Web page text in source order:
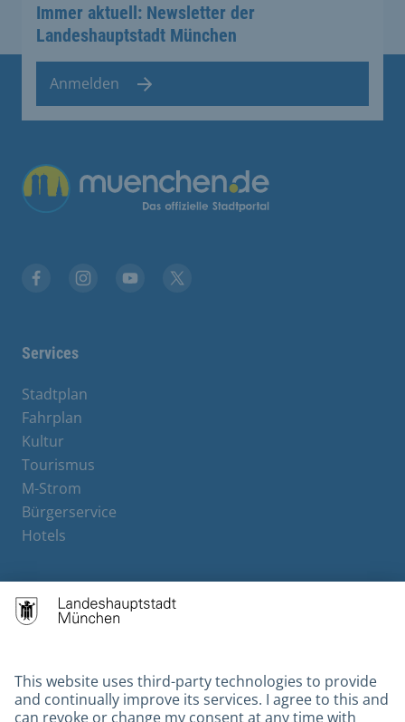
Immer aktuell: Newsletter der
Landeshauptstadt München
Anmelden
Übergreifende Links
Services
Stadtplan
Fahrplan
Kultur
Tourismus
M-Strom
Bürgerservice
Hotels
Contact
Gebärdensprache
Datenschutz